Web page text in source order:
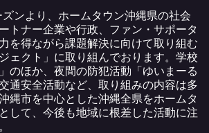
ンより、ホームタウン沖縄県の社会
トナー企業や行政、ファン・サポータ
を得ながら課題解決に向けて取り組む
ェクト」に取り組んでおります。学校
のほか、夜間の防犯活動「ゆいまーる
通安全活動など、取り組みの内容は多
縄市を中心とした沖縄全県をホームタ
して、今後も地域に根差した活動に注